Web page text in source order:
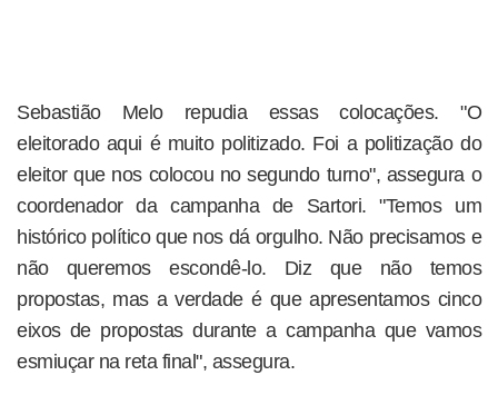
Sebastião Melo repudia essas colocações. "O
eleitorado aqui é muito politizado. Foi a politização do
eleitor que nos colocou no segundo turno", assegura o
coordenador da campanha de Sartori. "Temos um
histórico político que nos dá orgulho. Não precisamos e
não queremos escondê-lo. Diz que não temos
propostas, mas a verdade é que apresentamos cinco
eixos de propostas durante a campanha que vamos
esmiuçar na reta final", assegura.